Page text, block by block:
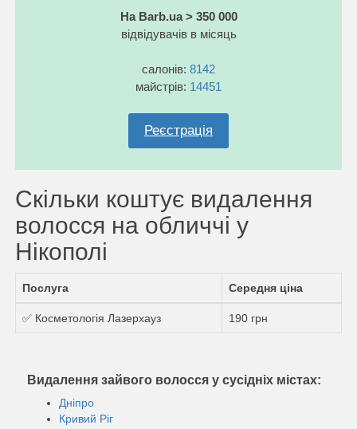
На Barb.ua > 350 000
відвідувачів в місяць
салонів: 8142
майстрів: 14451
Реєстрація
Скільки коштує видалення
волосся на обличчі у
Нікополі
Послуга Середня ціна
✅ Косметологія Лазерхауз 190 грн
Видалення зайвого волосся у сусідніх містах:
Дніпро
Кривий Ріг